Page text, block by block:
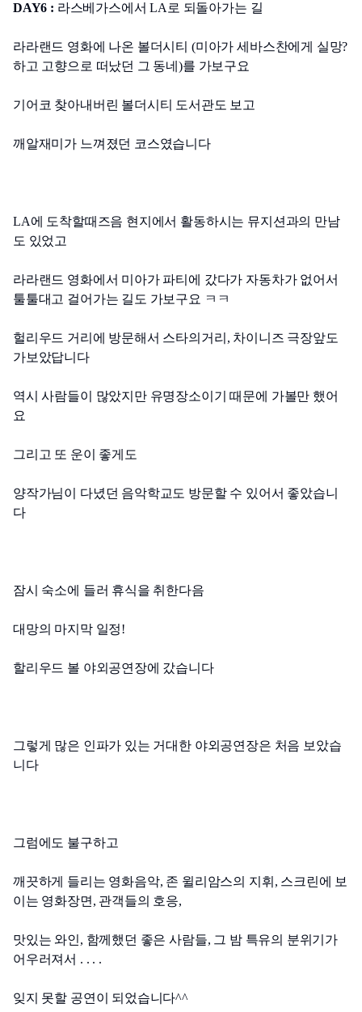
DAY6 : 라스베가스에서 LA로 되돌아가는 길
라라랜드 영화에 나온 볼더시티 (미아가 세바스찬에게 실망?
하고 고향으로 떠났던 그 동네)를 가보구요
기어코 찾아내버린 볼더시티 도서관도 보고
깨알재미가 느껴졌던 코스였습니다
LA에 도착할때즈음 현지에서 활동하시는 뮤지션과의 만남
도 있었고
라라랜드 영화에서 미아가 파티에 갔다가 자동차가 없어서
툴툴대고 걸어가는 길도 가보구요 ㅋㅋ
헐리우드 거리에 방문해서 스타의거리, 차이니즈 극장앞도
가보았답니다
역시 사람들이 많았지만 유명장소이기 때문에 가볼만 했어
요
그리고 또 운이 좋게도
양작가님이 다녔던 음악학교도 방문할 수 있어서 좋았습니
다
잠시 숙소에 들러 휴식을 취한다음
대망의 마지막 일정!
할리우드 볼 야외공연장에 갔습니다
그렇게 많은 인파가 있는 거대한 야외공연장은 처음 보았습
니다
그럼에도 불구하고
깨끗하게 들리는 영화음악, 존 윌리암스의 지휘, 스크린에 보
이는 영화장면, 관객들의 호응,
맛있는 와인, 함께했던 좋은 사람들, 그 밤 특유의 분위기가
어우러져서 . . . .
잊지 못할 공연이 되었습니다^^